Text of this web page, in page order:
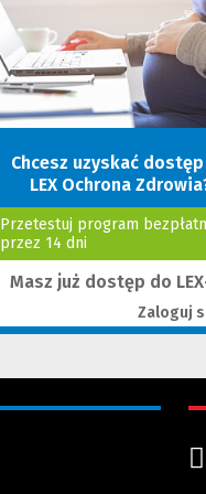
Chcesz uzyskać
LEX Ochrona
Przetestuj program
przez 14 dni
Masz już dostęp do
Zaloguj